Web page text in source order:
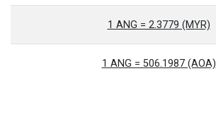
1 ANG = 2.3779 (MYR)
1 ANG = 506.1987 (AOA)